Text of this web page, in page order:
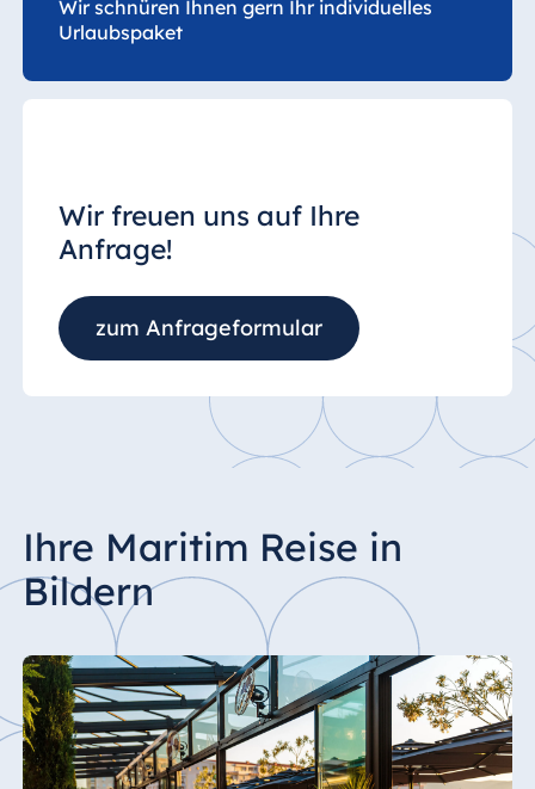
Wir schnüren Ihnen gern Ihr individuelles
Urlaubspaket
Wir freuen uns auf Ihre
Anfrage!
zum Anfrageformular
Ihre Maritim Reise in
Bildern